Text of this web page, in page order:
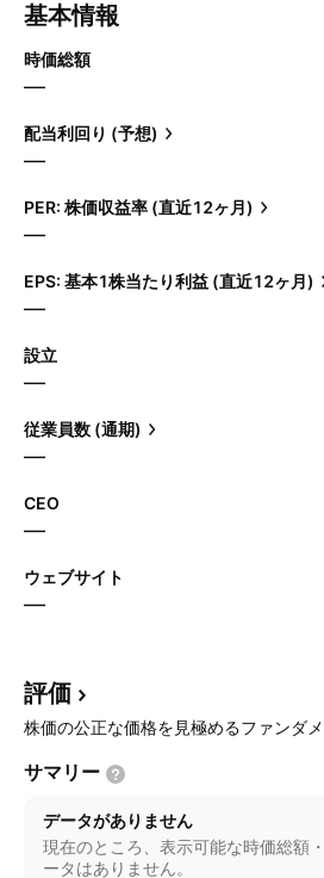
基本情報
時価総額
—
配当利回り (予想)
—
PER: 株価収益率 (直近12ヶ月)
—
EPS: 基本1株当たり利益 (直近12ヶ月)
—
設立
—
従業員数 (通期)
—
CEO
—
ウェブサイト
—
評価
株価の公正な価格を見極めるファンダ
サマリー
データがありません
現在のところ、表示可能な時価総額
ータはありません。